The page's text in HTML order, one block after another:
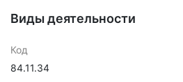
Виды деятельности
Код
84.11.34